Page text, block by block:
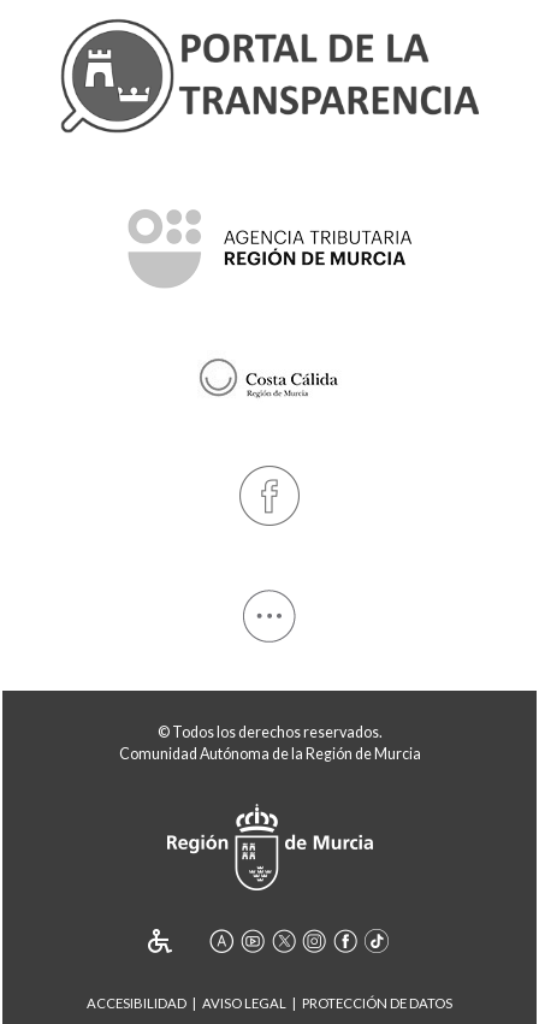
© Todos los derechos reservados.
Comunidad Autónoma de la Región de Murcia
ACCESIBILIDAD AVISO LEGAL PROTECCIÓN DE DATOS